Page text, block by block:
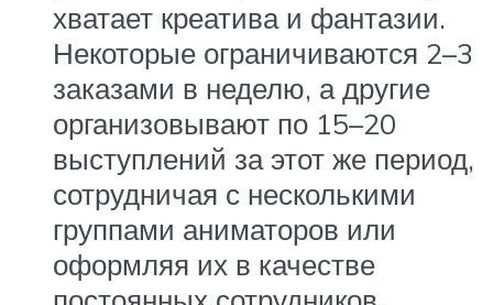
хватает креатива и фантазии.
Некоторые ограничиваются 2–3
заказами в неделю, а другие
организовывают по 15–20
выступлений за этот же период,
сотрудничая с несколькими
группами аниматоров или
оформляя их в качестве